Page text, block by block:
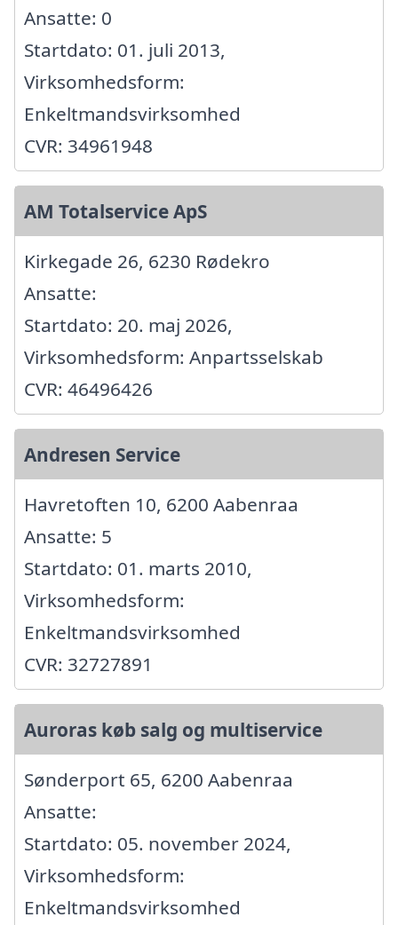
Ansatte: 0
Startdato: 01. juli 2013,
Virksomhedsform:
Enkeltmandsvirksomhed
CVR: 34961948
AM Totalservice ApS
Kirkegade 26, 6230 Rødekro
Ansatte:
Startdato: 20. maj 2026,
Virksomhedsform: Anpartsselskab
CVR: 46496426
Andresen Service
Havretoften 10, 6200 Aabenraa
Ansatte: 5
Startdato: 01. marts 2010,
Virksomhedsform:
Enkeltmandsvirksomhed
CVR: 32727891
Auroras køb salg og multiservice
Sønderport 65, 6200 Aabenraa
Ansatte:
Startdato: 05. november 2024,
Virksomhedsform:
Enkeltmandsvirksomhed